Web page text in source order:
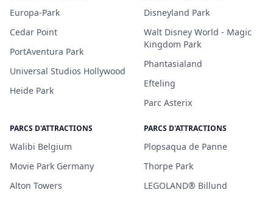
Europa-Park
Cedar Point
PortAventura Park
Universal Studios Hollywood
Heide Park
Disneyland Park
Walt Disney World - Magic
Kingdom Park
Phantasialand
Efteling
Parc Asterix
PARCS D'ATTRACTIONS
Walibi Belgium
Movie Park Germany
Alton Towers
PARCS D'ATTRACTIONS
Plopsaqua de Panne
Thorpe Park
LEGOLAND® Billund